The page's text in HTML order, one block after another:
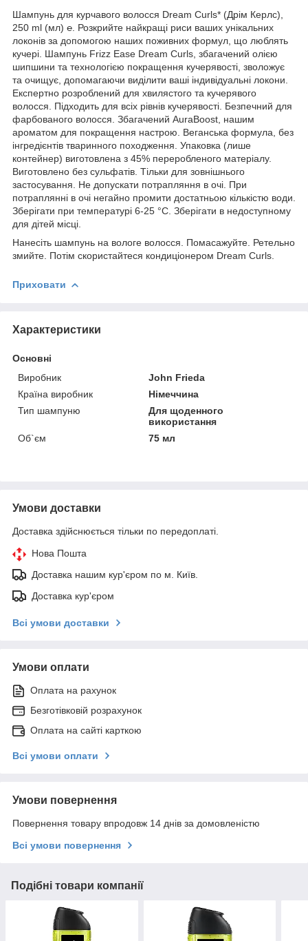
Шампунь для курчавого волосся Dream Curls* (Дрім Керлс),
250 ml (мл) ℮. Розкрийте найкращі риси ваших унікальних
локонів за допомогою наших поживних формул, що люблять
кучері. Шампунь Frizz Ease Dream Curls, збагачений олією
шипшини та технологією покращення кучерявості, зволожує
та очищує, допомагаючи виділити ваші індивідуальні локони.
Експертно розроблений для хвилястого та кучерявого
волосся. Підходить для всіх рівнів кучерявості. Безпечний для
фарбованого волосся. Збагачений AuraBoost, нашим
ароматом для покращення настрою. Веганська формула, без
інгредієнтів тваринного походження. Упаковка (лише
контейнер) виготовлена ​​з 45% переробленого матеріалу.
Виготовлено без сульфатів. Тільки для зовнішнього
застосування. Не допускати потрапляння в очі. При
потраплянні в очі негайно промити достатньою кількістю води.
Зберігати при температурі 6-25 °C. Зберігати в недоступному
для дітей місці.
Нанесіть шампунь на вологе волосся. Помасажуйте. Ретельно
змийте. Потім скористайтеся кондиціонером Dream Curls.
Приховати
Характеристики
Основні
Виробник
John Frieda
Країна виробник
Німеччина
Тип шампуню
Для щоденного
використання
Об`єм
75 мл
Умови доставки
Доставка здійснюється тільки по передоплаті.
Нова Пошта
Доставка нашим кур'єром по м. Київ.
Доставка кур'єром
Всі умови доставки
Умови оплати
Оплата на рахунок
Безготівковій розрахунок
Оплата на сайті карткою
Всі умови оплати
Умови повернення
Повернення товару впродовж 14 днів за домовленістю
Всі умови повернення
Подібні товари компанії